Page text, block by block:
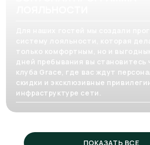
только комфортным, но и
дней пребывания вы становитесь
клуба Grace, где вас ждут
скидки и эксклюзивные
инфраструктуре сети.
ПОКАЗАТЬ ВСЕ